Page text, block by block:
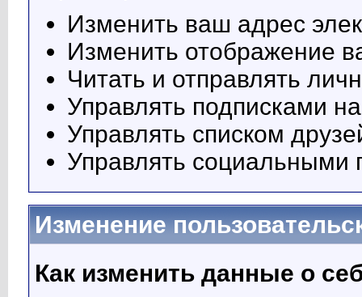
Изменить ваш адрес
Изменить отображение
Читать и отправлять
Управлять подписками
Управлять списком
Управлять социальными
Изменение
Как изменить данные о